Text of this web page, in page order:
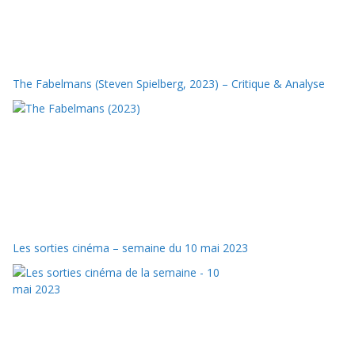
The Fabelmans (Steven Spielberg, 2023) – Critique & Analyse
Les sorties cinéma – semaine du 10 mai 2023